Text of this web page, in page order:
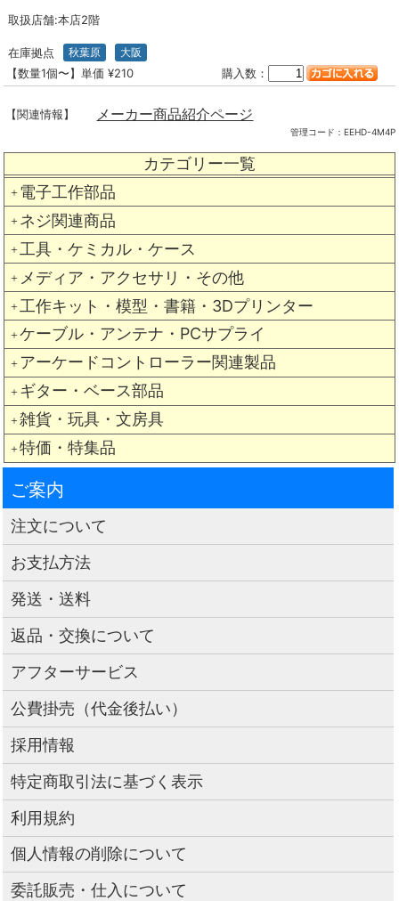
カテゴリー一覧
＋ 電子工作部品
＋ ネジ関連商品
＋ 工具・ケミカル・ケース
＋ メディア・アクセサリ・その他
＋ 工作キット・模型・書籍・3Dプリンター
＋ ケーブル・アンテナ・PCサプライ
＋ アーケードコントローラー関連製品
＋ ギター・ベース部品
＋ 雑貨・玩具・文房具
＋ 特価・特集品
取扱店舗:本店2階
在庫拠点 秋葉原 大阪
【数量1個〜】単価 ¥210 購入数：
【関連情報】 メーカー商品紹介ページ
管理コード： EEHD-4M4P
ご案内
注文について
お支払方法
発送・送料
返品・交換について
アフターサービス
公費掛売（代金後払い）
採用情報
特定商取引法に基づく表示
利用規約
個人情報の削除について
委託販売・仕入について